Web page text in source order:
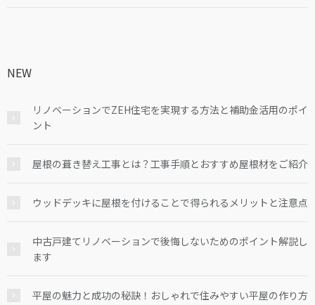
NEW
リノベーションでZEH住宅を実現する方法と補助金活用のポイ
ント
屋根の葺き替え工事とは？工事手順とおすすめ屋根材をご紹介
ウッドデッキに屋根を付けることで得られるメリットと注意点
中古戸建てリノベーションで後悔しないためのポイント解説し
ます
平屋の魅力と成功の秘訣！おしゃれで住みやすい平屋の作り方